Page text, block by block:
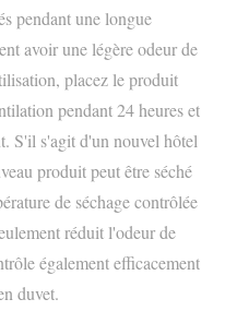
pendant une longue
avoir une légère odeur de
placez le produit
pendant 24 heures et
S'il s'agit d'un nouvel hôtel
produit peut être séché
de séchage contrôlée
réduit l'odeur de
également efficacement
duvet.